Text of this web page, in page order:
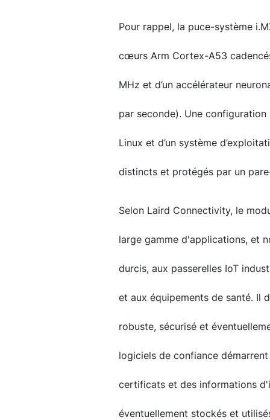
Pour rappel, la puce-système
cœurs Arm Cortex-A53
MHz et d’un accélérateur
par seconde). Une configuration
Linux et d’un système
distincts et protégés par un
Selon Laird Connectivity, le
large gamme d'applications, et
durcis, aux passerelles IoT
et aux équipements de santé. Il
robuste, sécurisé et
logiciels de confiance démarrent
certificats et des informations
éventuellement stockés et